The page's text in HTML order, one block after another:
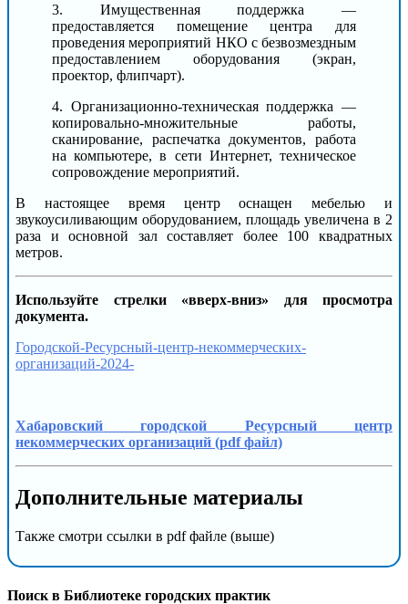
3. Имущественная поддержка —
предоставляется помещение центра для
проведения мероприятий НКО с безвозмездным
предоставлением оборудования (экран,
проектор, флипчарт).
4. Организационно-техническая поддержка —
копировально-множительные работы,
сканирование, распечатка документов, работа
на компьютере, в сети Интернет, техническое
сопровождение мероприятий.
В настоящее время центр оснащен мебелью и
звукоусиливающим оборудованием, площадь увеличена в 2
раза и основной зал составляет более 100 квадратных
метров.
Используйте стрелки «вверх-вниз» для просмотра
документа.
Городской-Ресурсный-центр-некоммерческих-
организаций-2024-
Хабаровский городской Ресурсный центр
некоммерческих организаций (pdf файл)
Дополнительные материалы
Также смотри ссылки в pdf файле (выше)
Поиск в Библиотеке городских практик